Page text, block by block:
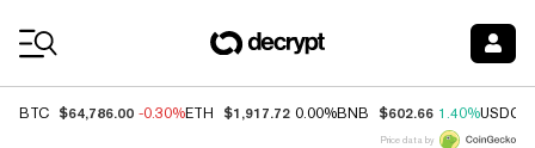
BTC $64,786.00 -0.30%ETH $1,917.72 0.00%BNB $602.66 1.40%USDC
Price data by